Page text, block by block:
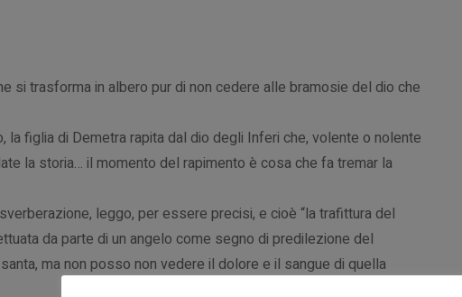
si trasforma in albero pur di non cedere alle bramosie del dio che
la figlia di Demetra rapita dal dio degli Inferi che, volente o nolente
la storia… il momento del rapimento è cosa che fa tremar la
leggo, per essere precisi, e cioè “la trafittura del
da parte di un angelo come segno di predilezione del
ma non posso non vedere il dolore e il sangue di quella